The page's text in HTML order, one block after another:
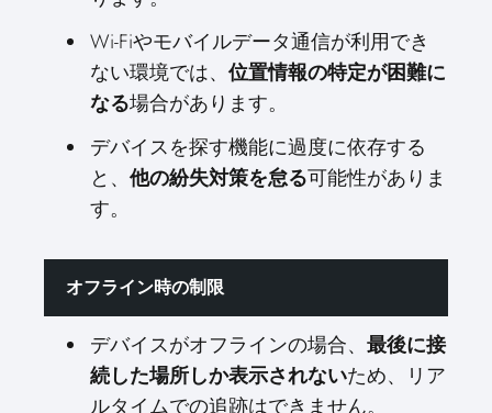
Wi-Fiやモバイルデータ通信が利用でき
ない環境では、
位置情報の特定が困難に
なる場合があります。
デバイスを探す機能に過度に依存する
と、
他の紛失対策を怠る可能性がありま
す。
オフライン時の制限
デバイスがオフラインの場合、
最後に接
続した場所しか表示されないため、リア
ルタイムでの追跡はできません。